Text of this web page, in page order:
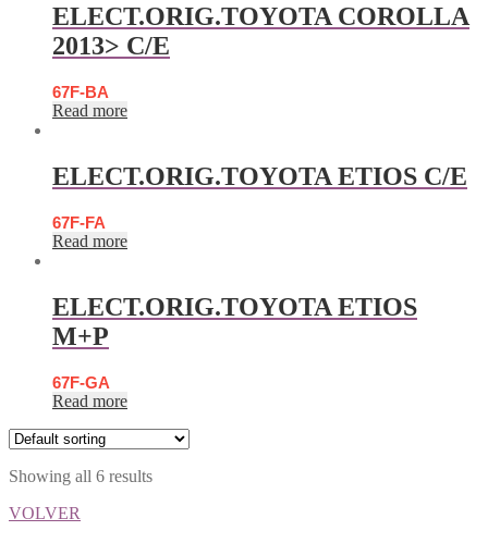
ELECT.ORIG.TOYOTA COROLLA
2013> C/E
67F-BA
Read more
ELECT.ORIG.TOYOTA ETIOS C/E
67F-FA
Read more
ELECT.ORIG.TOYOTA ETIOS
M+P
67F-GA
Read more
Showing all 6 results
VOLVER